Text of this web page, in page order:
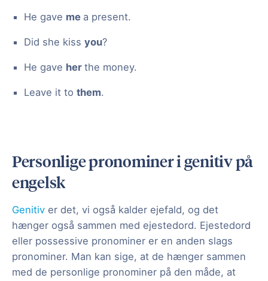
He gave me a present.
Did she kiss you?
He gave her the money.
Leave it to them.
Personlige pronominer i genitiv på
engelsk
Genitiv er det, vi også kalder ejefald, og det
hænger også sammen med ejestedord. Ejestedord
eller possessive pronominer er en anden slags
pronominer. Man kan sige, at de hænger sammen
med de personlige pronominer på den måde, at